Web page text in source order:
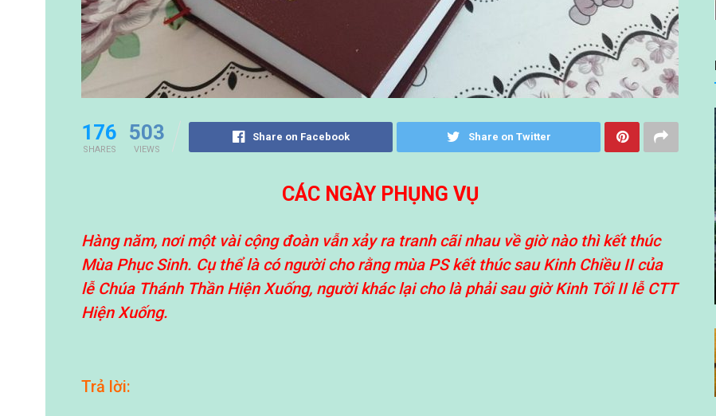
176
SHARES
503
VIEWS
Share on Facebook Share on Twitter
CÁC NGÀY PHỤNG VỤ
Hàng năm, nơi một vài cộng đoàn vẫn xảy ra tranh cãi nhau về giờ nào thì kết thúc
Mùa Phục Sinh. Cụ thể là có người cho rằng mùa PS kết thúc sau Kinh Chiều II của
lễ Chúa Thánh Thần Hiện Xuống, người khác lại cho là phải sau giờ Kinh Tối II lễ CTT
Hiện Xuống.
Trả lời: